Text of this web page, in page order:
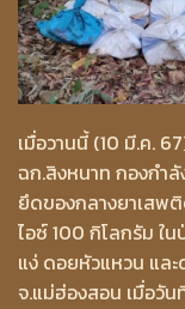
เมื่อวานนี้ (10 มี.ค.
ฉก.สิงหนาท กองกำลั
ยึดของกลางยาเสพ
ไอซ์ 100 กิโลกรัม ใ
แง่ ดอยหัวแหวน แล
จ.แม่ฮ่องสอน เมื่อวั